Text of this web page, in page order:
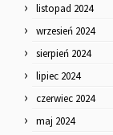
listopad 2024
wrzesień 2024
sierpień 2024
lipiec 2024
czerwiec 2024
maj 2024